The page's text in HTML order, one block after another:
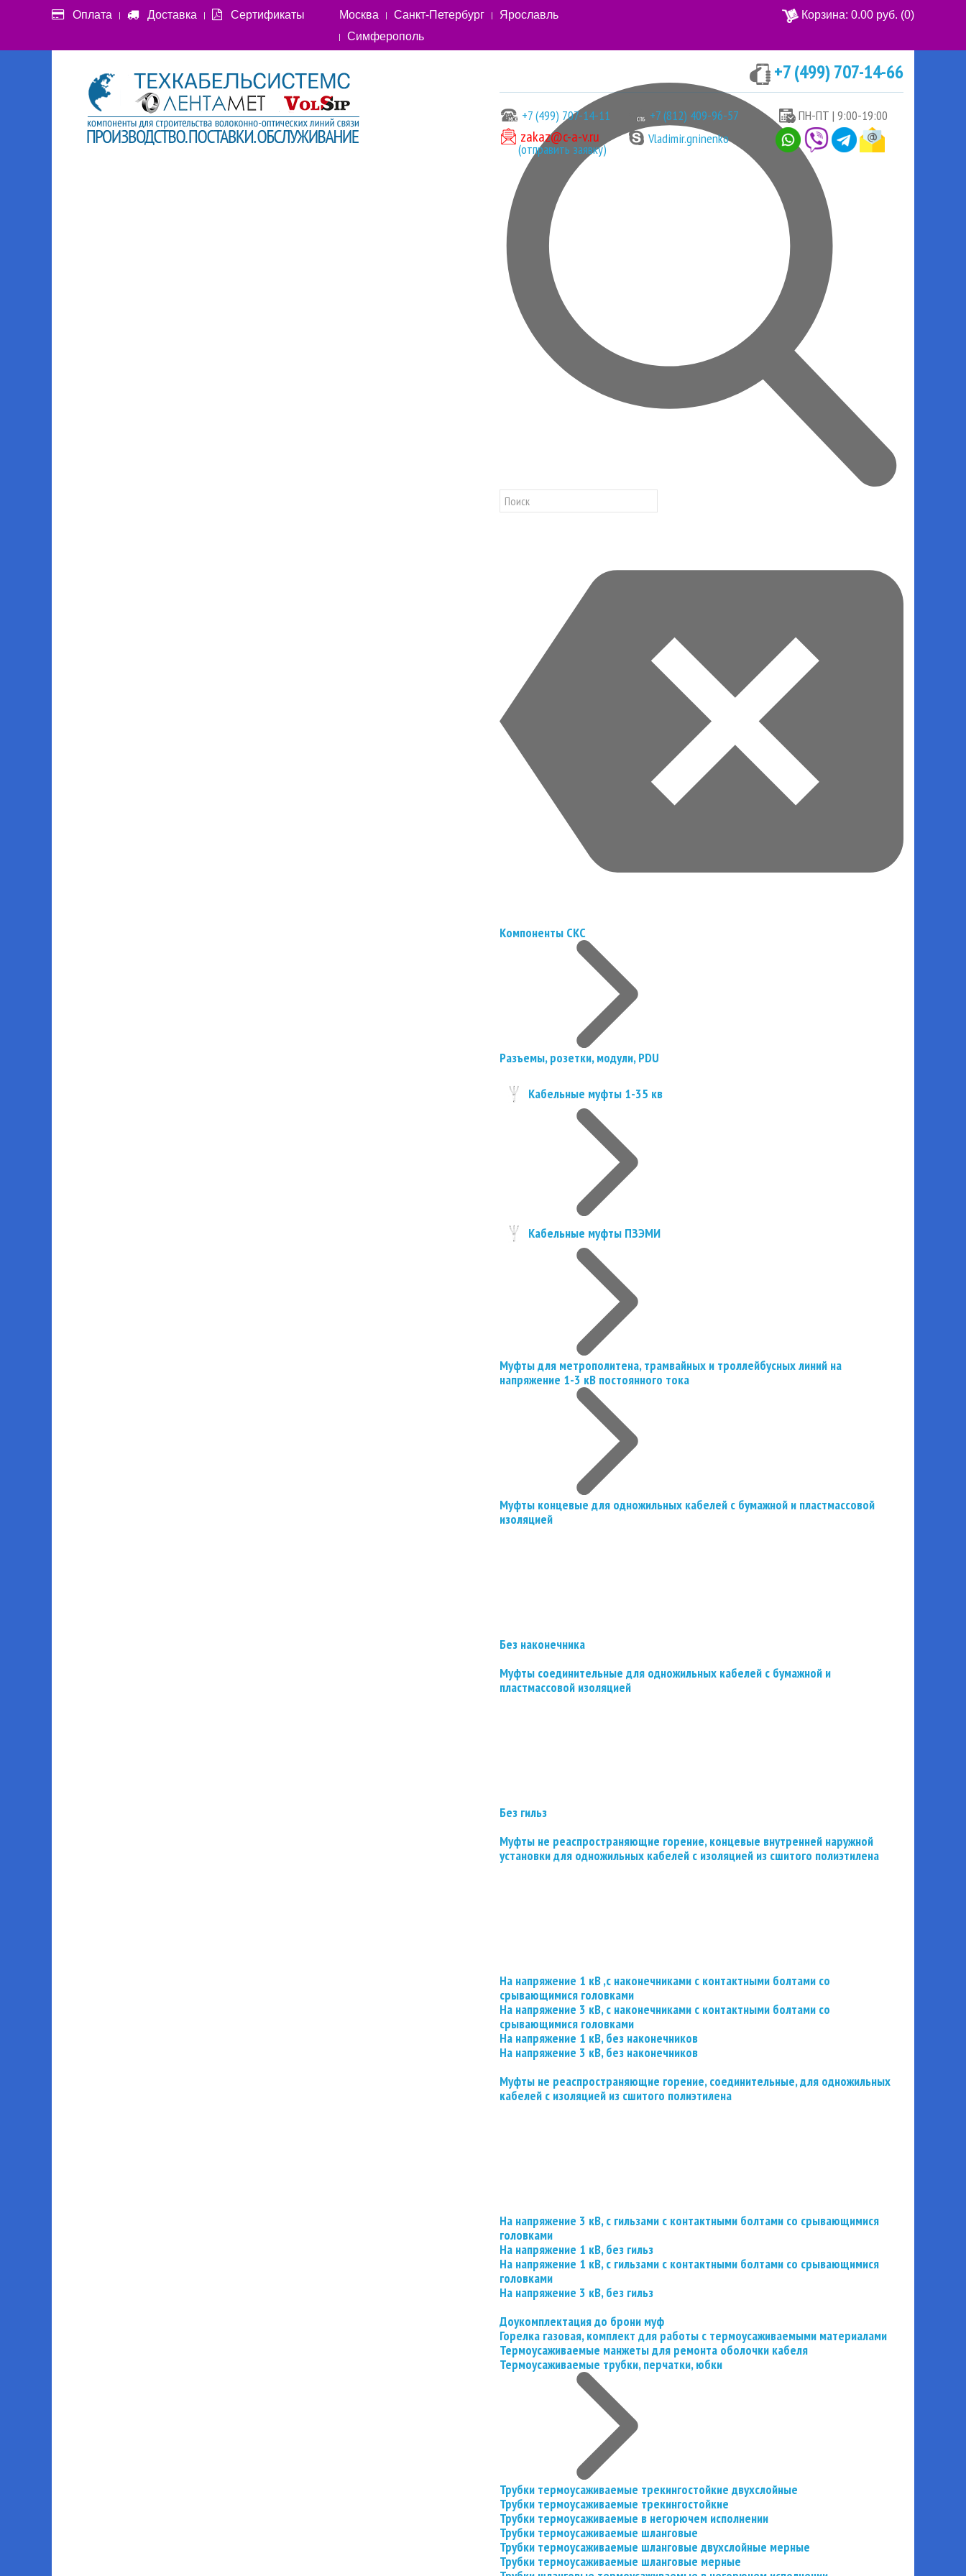
Оплата Доставка Сертификаты Москва Санкт-Петербург
Ярославль
Симферополь
Корзина: 0.00 руб. (0)
+7 (499) 707-14-66
+7 (499) 707-14-11 +7 (812) 409-96-57 ПН-ПТ | 9:00-19:00
zakaz@c-a-v.ru
(отправить заявку)
Vladimir.gninenko
Компоненты СКС
Разъемы, розетки, модули, PDU
Кабельные муфты 1-35 кв
Кабельные муфты ПЗЭМИ
Муфты для метрополитена, трамвайных и троллейбусных линий на
напряжение 1-3 кВ постоянного тока
Муфты концевые для одножильных кабелей с бумажной и пластмассовой
изоляцией
Без наконечника
Муфты соединительные для одножильных кабелей с бумажной и
пластмассовой изоляцией
Без гильз
Муфты не реаспространяющие горение, концевые внутренней наружной
установки для одножильных кабелей с изоляцией из сшитого полиэтилена
На напряжение 1 кВ ,с наконечниками с контактными болтами со
срывающимися головками
На напряжение 3 кВ, с наконечниками с контактными болтами со
срывающимися головками
На напряжение 1 кВ, без наконечников
На напряжение 3 кВ, без наконечников
Муфты не реаспространяющие горение, соединительные, для одножильных
кабелей с изоляцией из сшитого полиэтилена
На напряжение 3 кВ, с гильзами с контактными болтами со срывающимися
головками
На напряжение 1 кВ, без гильз
На напряжение 1 кВ, с гильзами с контактными болтами со срывающимися
головками
На напряжение 3 кВ, без гильз
Доукомплектация до брони муф
Горелка газовая, комплект для работы с термоусаживаемыми материалами
Термоусаживаемые манжеты для ремонта оболочки кабеля
Термоусаживаемые трубки, перчатки, юбки
Трубки термоусаживаемые трекингостойкие двухслойные
Трубки термоусаживаемые трекингостойкие
Трубки термоусаживаемые в негорючем исполнении
Трубки термоусаживаемые шланговые
Трубки термоусаживаемые шланговые двухслойные мерные
Трубки термоусаживаемые шланговые мерные